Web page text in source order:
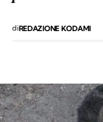
diREDAZIONE KODAMI